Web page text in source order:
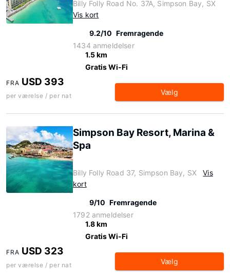
Billy Folly Road No. 37A, Simpson Bay, SX
Vis kort
9.2/10 Fremragende
1434 anmeldelser
1.5 km
Gratis Wi-Fi
FRA USD 393
per værelse / per nat Vælg
Simpson Bay Resort, Marina &
Spa
Billy Folly Road 37, Simpson Bay, SX
Vis
kort
9/10 Fremragende
1792 anmeldelser
1.8 km
Gratis Wi-Fi
FRA USD 323
per værelse / per nat Vælg